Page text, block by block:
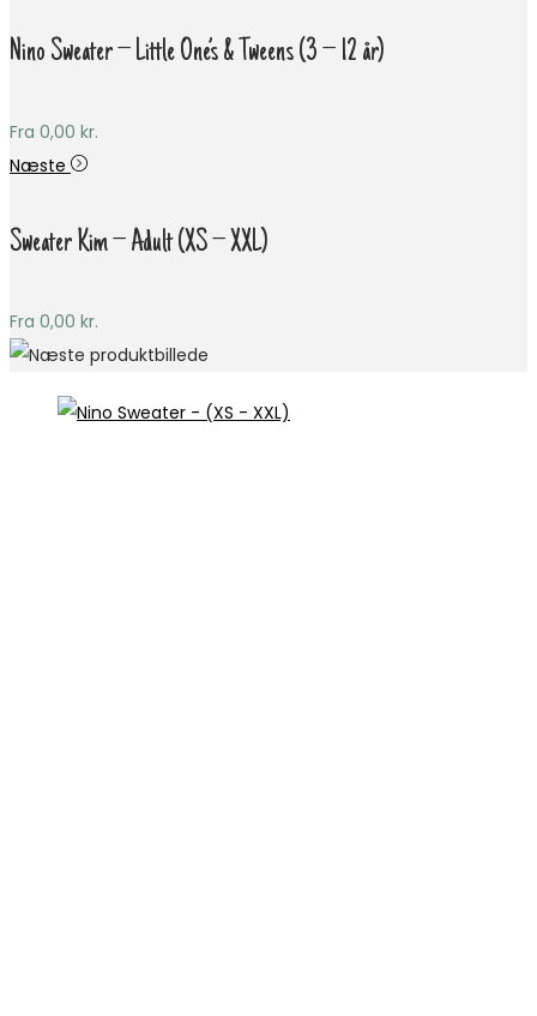
Nino Sweater – Little One’s & Tweens (3 – 12 år)
Fra 0,00 kr.
Næste
Sweater Kim – Adult (XS – XXL)
Fra 0,00 kr.